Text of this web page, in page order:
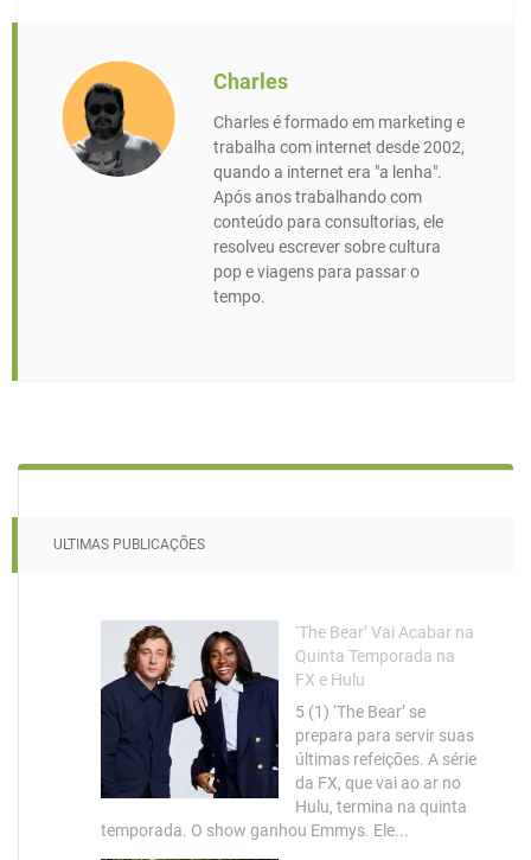
Charles
Charles é formado em marketing e
trabalha com internet desde 2002,
quando a internet era "a lenha".
Após anos trabalhando com
conteúdo para consultorias, ele
resolveu escrever sobre cultura
pop e viagens para passar o
tempo.
ULTIMAS PUBLICAÇÕES
‘The Bear’ Vai Acabar na
Quinta Temporada na
FX e Hulu
5 (1) ‘The Bear’ se
prepara para servir suas
últimas refeições. A série
da FX, que vai ao ar no
Hulu, termina na quinta
temporada. O show ganhou Emmys. Ele...